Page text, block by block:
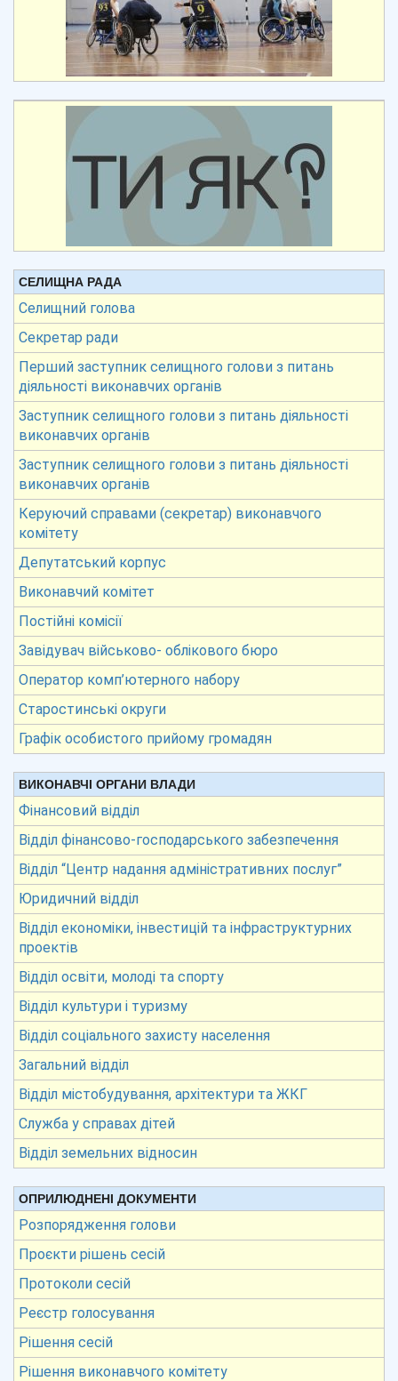
СЕЛИЩНА РАДА
Селищний голова
Секретар ради
Перший заступник селищного голови з питань
діяльності виконавчих органів
Заступник селищного голови з питань діяльності
виконавчих органів
Заступник селищного голови з питань діяльності
виконавчих органів
Керуючий справами (секретар) виконавчого
комітету
Депутатський корпус
Виконавчий комітет
Постійні комісії
Завідувач військово- облікового бюро
Оператор комп’ютерного набору
Старостинські округи
Графік особистого прийому громадян
ВИКОНАВЧІ ОРГАНИ ВЛАДИ
Фінансовий відділ
Відділ фінансово-господарського забезпечення
Відділ “Центр надання адміністративних послуг”
Юридичний відділ
Відділ економіки, інвестицій та інфраструктурних
проектів
Відділ освіти, молоді та спорту
Відділ культури і туризму
Відділ соціального захисту населення
Загальний відділ
Відділ містобудування, архітектури та ЖКГ
Служба у справах дітей
Відділ земельних відносин
ОПРИЛЮДНЕНІ ДОКУМЕНТИ
Розпорядження голови
Проєкти рішень сесій
Протоколи сесій
Реєстр голосування
Рішення сесій
Рішення виконавчого комітету